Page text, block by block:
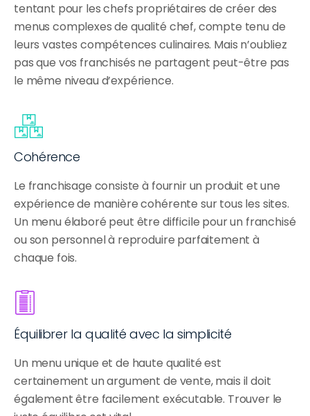
tentant pour les chefs propriétaires de créer des
menus complexes de qualité chef, compte tenu de
leurs vastes compétences culinaires. Mais n’oubliez
pas que vos franchisés ne partagent peut-être pas
le même niveau d’expérience.
Cohérence
Le franchisage consiste à fournir un produit et une
expérience de manière cohérente sur tous les sites.
Un menu élaboré peut être difficile pour un franchisé
ou son personnel à reproduire parfaitement à
chaque fois.
Équilibrer la qualité avec la simplicité
Un menu unique et de haute qualité est
certainement un argument de vente, mais il doit
également être facilement exécutable. Trouver le